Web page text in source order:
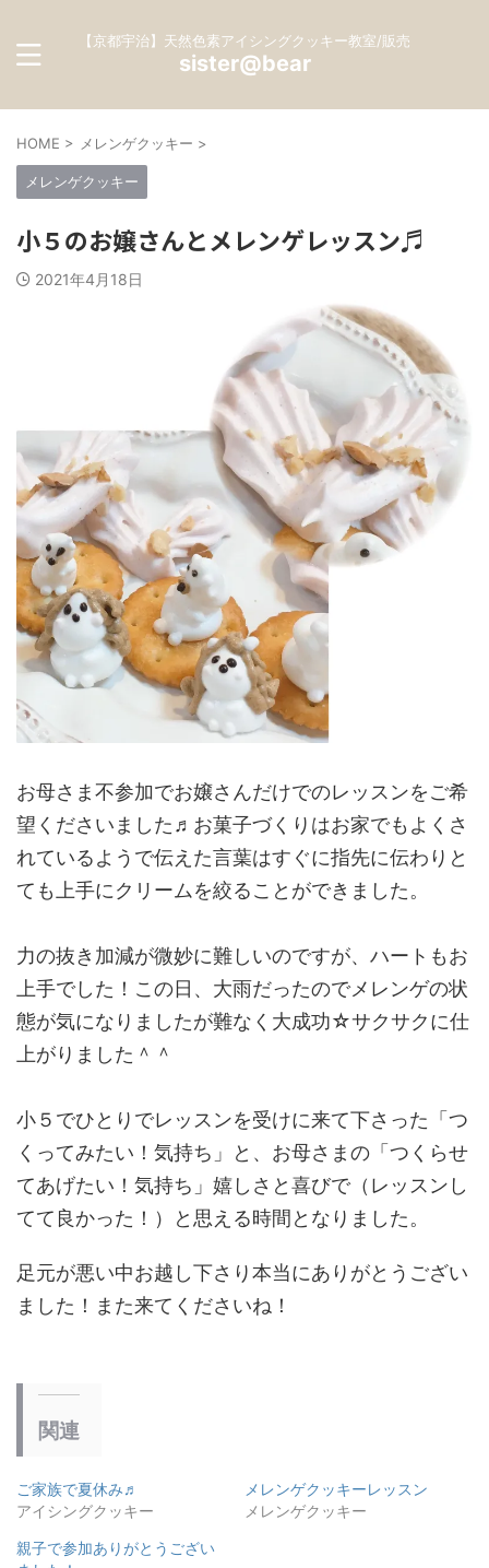
【京都宇治】天然色素アイシングクッキー教室/販売
sister@bear
HOME > メレンゲクッキー >
メレンゲクッキー
小５のお嬢さんとメレンゲレッスン♬
2021年4月18日
お母さま不参加でお嬢さんだけでのレッスンをご希
望くださいました♬お菓子づくりはお家でもよくさ
れているようで伝えた言葉はすぐに指先に伝わりと
ても上手にクリームを絞ることができました。
力の抜き加減が微妙に難しいのですが、ハートもお
上手でした！この日、大雨だったのでメレンゲの状
態が気になりましたが難なく大成功☆サクサクに仕
上がりました＾＾
小５でひとりでレッスンを受けに来て下さった「つ
くってみたい！気持ち」と、お母さまの「つくらせ
てあげたい！気持ち」嬉しさと喜びで（レッスンし
てて良かった！）と思える時間となりました。
足元が悪い中お越し下さり本当にありがとうござい
ました！また来てくださいね！
関連
ご家族で夏休み♬
アイシングクッキー
メレンゲクッキーレッスン
メレンゲクッキー
親子で参加ありがとうござい